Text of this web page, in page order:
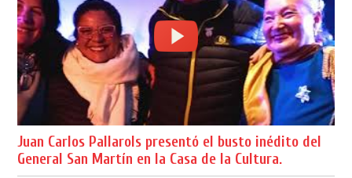
Juan Carlos Pallarols presentó el busto inédito del
General San Martín en la Casa de la Cultura.